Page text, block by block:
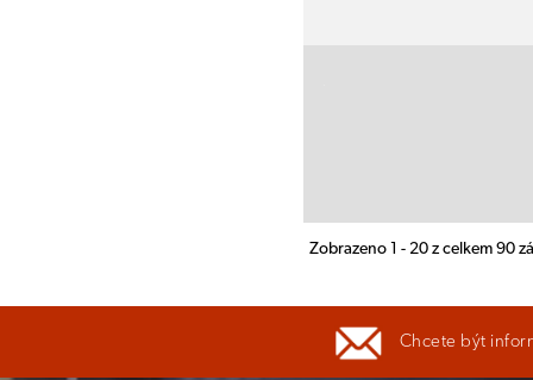
Zobrazeno 1 - 20 z celkem 90
Chcete být